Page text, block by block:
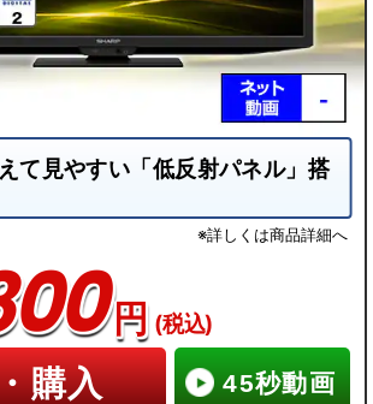
て見やすい「低反射パネル」搭
※詳しくは商品詳細へ
円 (税込)
購入 45秒動画